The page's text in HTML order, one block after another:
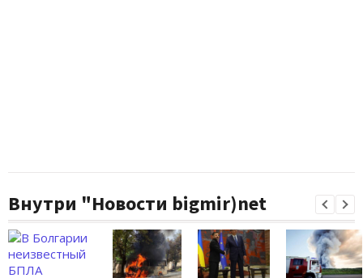
Внутри "Новости bigmir)net